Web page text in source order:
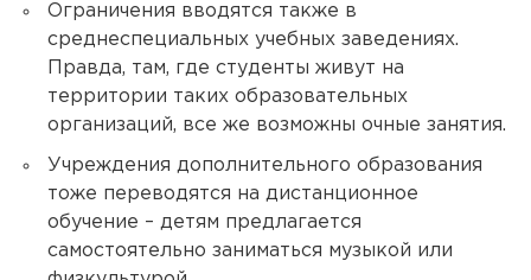
Ограничения вводятся также в
среднеспециальных учебных заведениях.
Правда, там, где студенты живут на
территории таких образовательных
организаций, все же возможны очные занятия.
Учреждения дополнительного образования
тоже переводятся на дистанционное
обучение – детям предлагается
самостоятельно заниматься музыкой или